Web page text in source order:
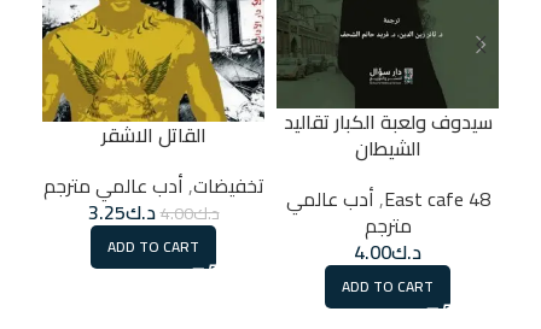
سيدوف ولعبة الكبار تقاليد
الشيطان
48 East cafe
,أدب عالمي
مترجم
د.ك4.00
ADD TO CART
القاتل الاشقر
تخفيضات,أدب عالمي مترجم
د.ك4.00د.ك3.25
ADD TO CART